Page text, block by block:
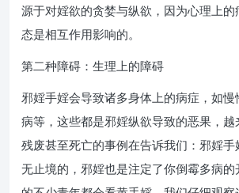
源于对婬欲的贪婪与纵欲，因为心理上
态是相互作用影响的。
第二种障碍：生理上的障碍
邪婬手婬会导致诸多身体上的病症，如
病等，这些都是邪婬纵欲导致的恶果，
残废甚至死亡的事例在告诉我们：邪婬
无止境的，邪婬也是注定了你倒霉多病